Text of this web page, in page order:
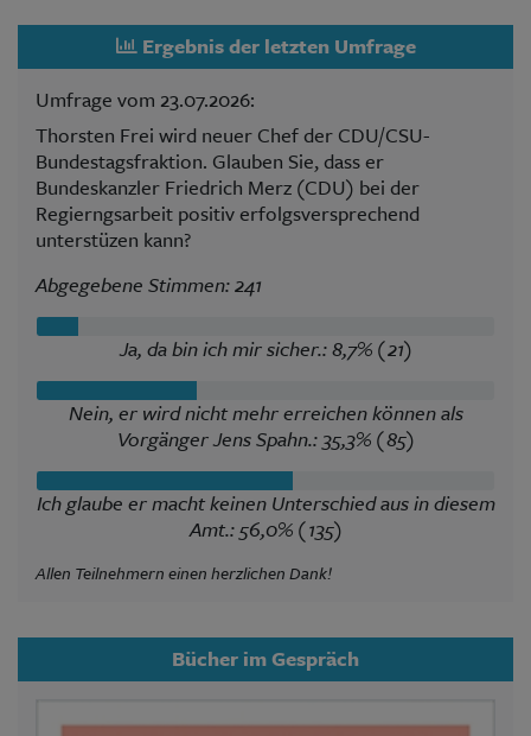
Ergebnis der letzten Umfrage
Umfrage vom 23.07.2026:
Thorsten Frei wird neuer Chef der CDU/CSU-
Bundestagsfraktion. Glauben Sie, dass er
Bundeskanzler Friedrich Merz (CDU) bei der
Regierngsarbeit positiv erfolgsversprechend
unterstüzen kann?
Abgegebene Stimmen: 241
Ja, da bin ich mir sicher.: 8,7% (21)
Nein, er wird nicht mehr erreichen können als
Vorgänger Jens Spahn.: 35,3% (85)
Ich glaube er macht keinen Unterschied aus in diesem
Amt.: 56,0% (135)
Allen Teilnehmern einen herzlichen Dank!
Bücher im Gespräch